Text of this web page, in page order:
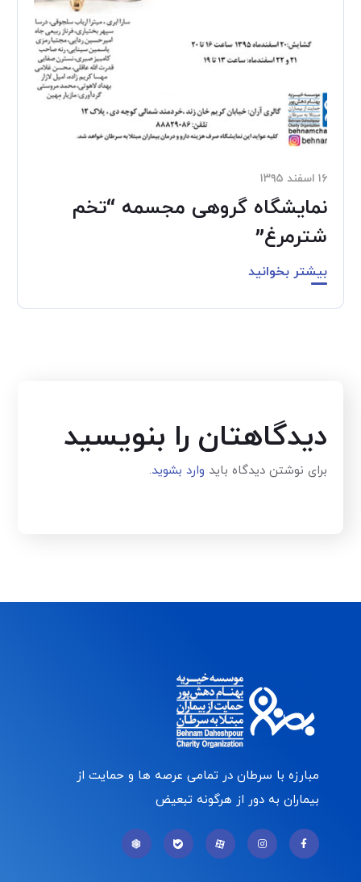
۱۶ اسفند ۱۳۹۵
نمایشگاه گروهی مجسمه “تخم
شترمرغ”
بیشتر بخوانید
دیدگاهتان را بنویسید
برای نوشتن دیدگاه باید وارد بشوید.
مبارزه با سرطان در تمامی عرصه ها و حمایت از
بیماران به دور از هرگونه تبعیض